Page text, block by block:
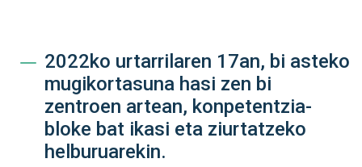
2022ko urtarrilaren 17an, bi asteko
mugikortasuna hasi zen bi
zentroen artean, konpetentzia-
bloke bat ikasi eta ziurtatzeko
helburuarekin.